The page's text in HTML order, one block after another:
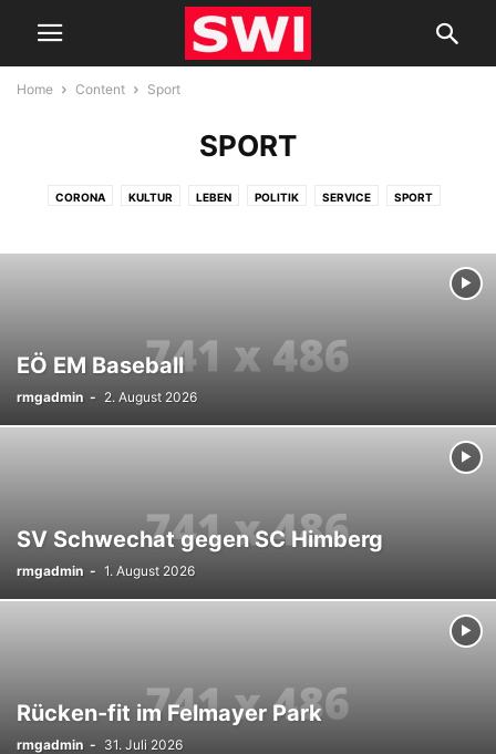
Home Content Sport
SPORT
CORONA KULTUR LEBEN POLITIK SERVICE SPORT
EÖ EM Baseball
rmgadmin - 2. August 2026
SV Schwechat gegen SC Himberg
rmgadmin - 1. August 2026
Rücken-fit im Felmayer Park
rmgadmin - 31. Juli 2026